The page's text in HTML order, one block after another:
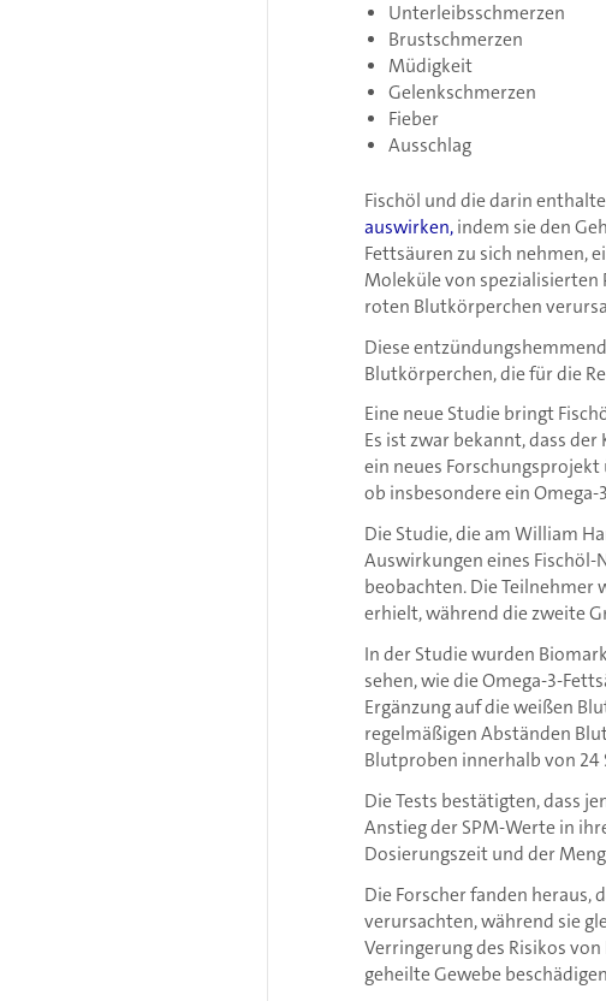
Unterleibsschmerzen
Brustschmerzen
Müdigkeit
Gelenkschmerzen
Fieber
Ausschlag
Fischöl und die darin
auswirken, indem sie den
Fettsäuren zu sich nehmen,
Moleküle von spezialisierten
roten Blutkörperchen
Diese
Blutkörperchen, die für die
Eine neue Studie bringt
Es ist zwar bekannt, dass
ein neues
ob insbesondere ein
Die Studie, die am William
Auswirkungen eines Fischöl-
beobachten. Die Teilnehmer
erhielt, während die zweite
In der Studie wurden
sehen, wie die Omega-3-
Ergänzung auf die weißen
regelmäßigen Abständen
Blutproben innerhalb von
Die Tests bestätigten, dass
Anstieg der SPM-Werte in
Dosierungszeit und der
Die Forscher fanden heraus,
verursachten, während sie
Verringerung des Risikos
geheilte Gewebe